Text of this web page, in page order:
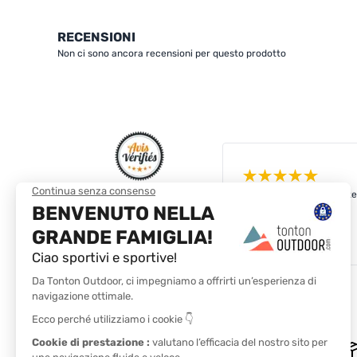
RECENSIONI
Non ci sono ancora recensioni per questo prodotto
4.8/5
Basato su 4 327 recensioni degli ultimi 12
mesi
Vedi tutte le recensioni
Consegnato